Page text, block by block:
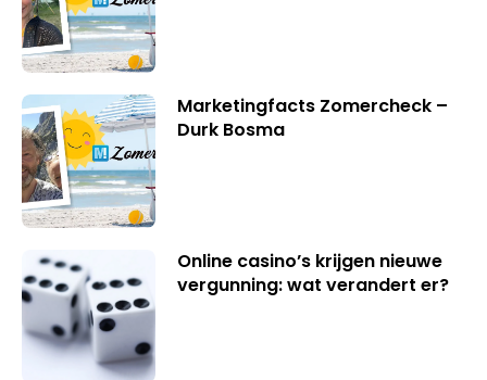
Marketingfacts Zomercheck –
Durk Bosma
Online casino’s krijgen nieuwe
vergunning: wat verandert er?